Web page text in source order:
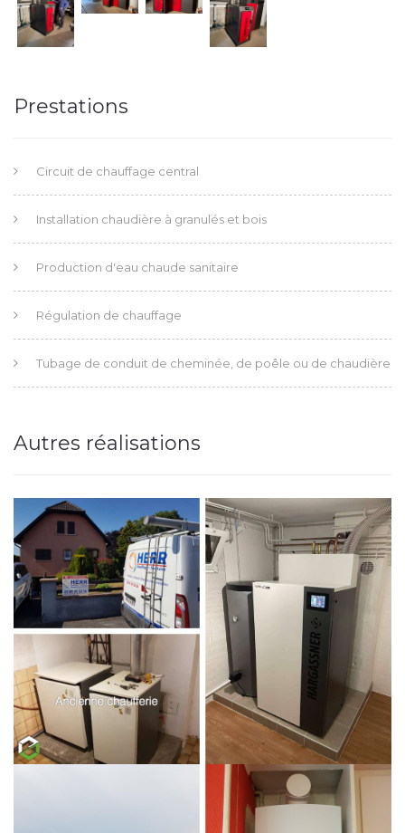
Prestations
Circuit de chauffage central
Installation chaudière à granulés et bois
Production d'eau chaude sanitaire
Régulation de chauffage
Tubage de conduit de cheminée, de poêle ou de chaudière
Autres réalisations